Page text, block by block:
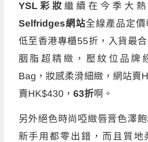
YSL彩妝 繼續在今季大熱
Selfridges網站全線產品定價
低至香港專櫃55折，入貨最
胭脂超精緻，壓紋位品牌
Bag，妝感柔滑細緻，網站賣
賣HK$430， 63折啊。
另外絕色時尚啞緻唇膏色澤
新手用都零出錯，而且質地